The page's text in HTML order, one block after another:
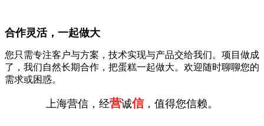
合作灵活，一起做大
您只需专注客户与方案，技术实现与产品交给我们。项目做成
了，我们自然长期合作，把蛋糕一起做大。欢迎随时聊聊您的
需求或困惑。
上海营信，经营诚信，值得您信赖。